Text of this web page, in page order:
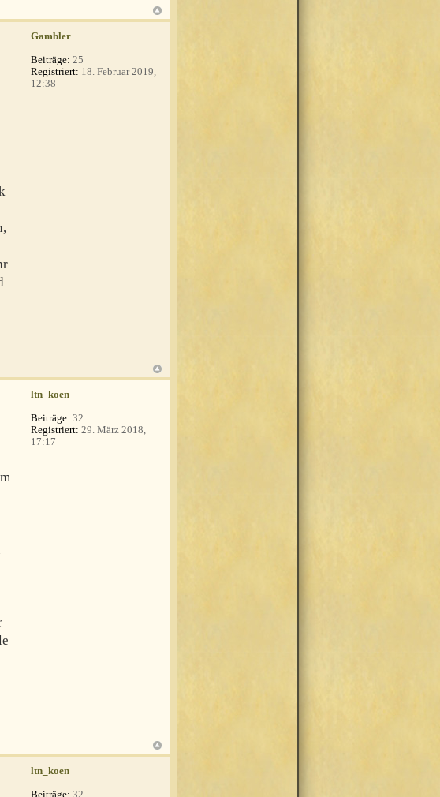
Gambler
Beiträge: 25
Registriert: 18. Februar 2019,
12:38
ltn_koen
Beiträge: 32
Registriert: 29. März 2018,
17:17
ltn_koen
Beiträge: 32